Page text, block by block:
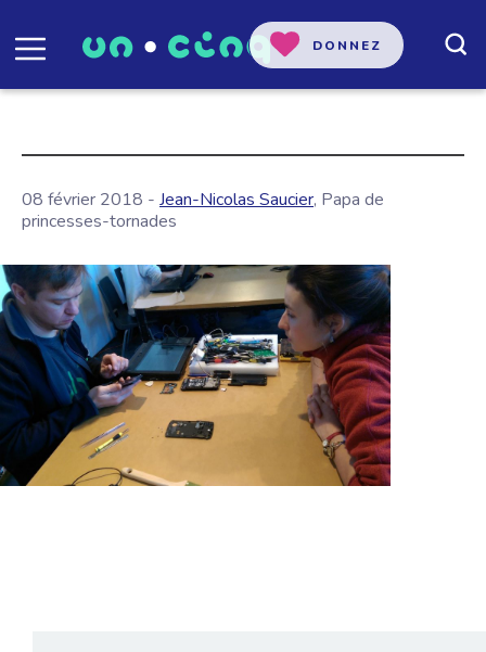
DONNEZ
08 février 2018 - Jean-Nicolas Saucier, Papa de
princesses-tornades